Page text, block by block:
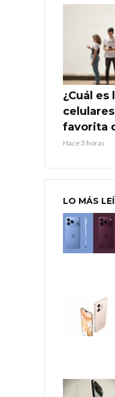
¿Cuál es
favorita
Hace 3 horas
LO MÁS